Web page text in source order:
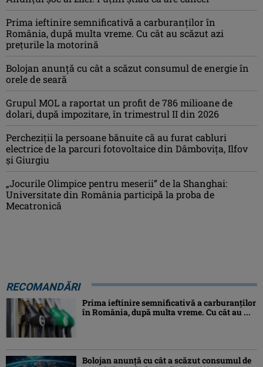
Prima ieftinire semnificativă a carburanților în
România, după multa vreme. Cu cât au scăzut azi
prețurile la motorină
Bolojan anunță cu cât a scăzut consumul de energie în
orele de seară
Grupul MOL a raportat un profit de 786 milioane de
dolari, după impozitare, în trimestrul II din 2026
Percheziţii la persoane bănuite că au furat cabluri
electrice de la parcuri fotovoltaice din Dâmboviţa, Ilfov
şi Giurgiu
„Jocurile Olimpice pentru meserii” de la Shanghai:
Universitate din România participă la proba de
Mecatronică
RECOMANDĂRI
Prima ieftinire semnificativă a carburanților
în România, după multa vreme. Cu cât au ...
Bolojan anunță cu cât a scăzut consumul de